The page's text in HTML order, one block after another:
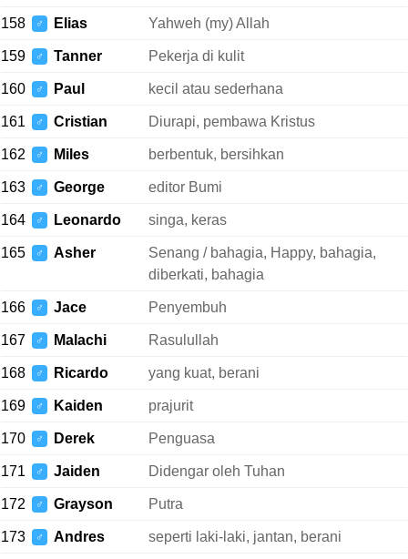
158 ♂ Elias Yahweh (my) Allah
159 ♂ Tanner Pekerja di kulit
160 ♂ Paul kecil atau sederhana
161 ♂ Cristian Diurapi, pembawa Kristus
162 ♂ Miles berbentuk, bersihkan
163 ♂ George editor Bumi
164 ♂ Leonardo singa, keras
165 ♂ Asher
Senang / bahagia, Happy, bahagia,
diberkati, bahagia
166 ♂ Jace Penyembuh
167 ♂ Malachi Rasulullah
168 ♂ Ricardo yang kuat, berani
169 ♂ Kaiden prajurit
170 ♂ Derek Penguasa
171 ♂ Jaiden Didengar oleh Tuhan
172 ♂ Grayson Putra
173 ♂ Andres seperti laki-laki, jantan, berani